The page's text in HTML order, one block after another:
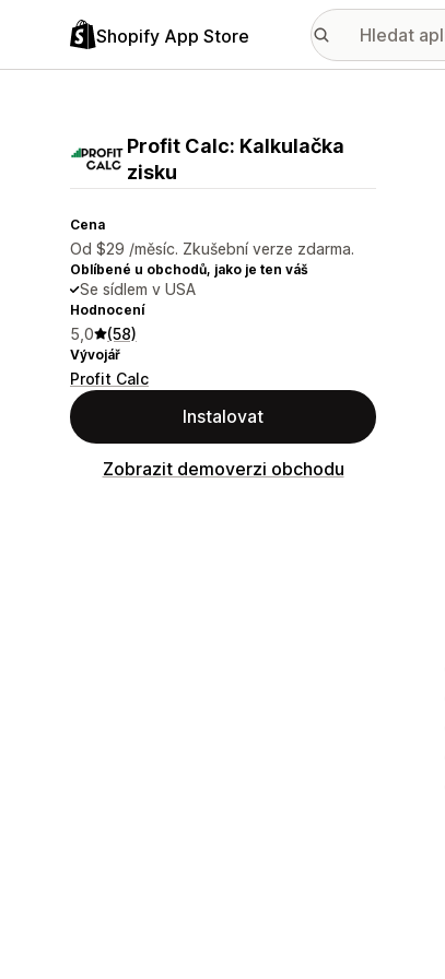
Shopify App Store
Profit Calc: Kalkulačka
zisku
Cena
Od $29 /měsíc. Zkušební verze zdarma.
Oblíbené u obchodů, jako je ten váš
Se sídlem v USA
Hodnocení
5,0 (58)
Vývojář
Profit Calc
Instalovat
Zobrazit demoverzi obchodu